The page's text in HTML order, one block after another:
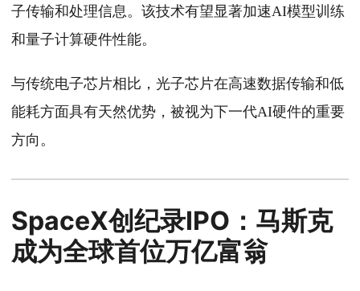
子传输和处理信息。该技术有望显著加速AI模型训练
和量子计算硬件性能。
与传统电子芯片相比，光子芯片在高速数据传输和低
能耗方面具有天然优势，被视为下一代AI硬件的重要
方向。
SpaceX创纪录IPO：马斯克
成为全球首位万亿富翁